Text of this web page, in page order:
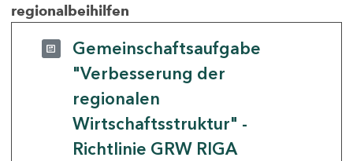
regionalbeihilfen
Gemeinschaftsaufgabe
"Verbesserung der
regionalen
Wirtschaftsstruktur" -
Richtlinie GRW RIGA